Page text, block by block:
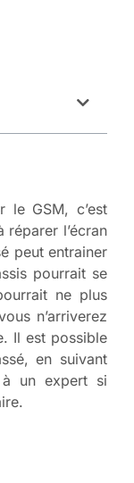
le GSM, c’est
réparer l’écran
peut entrainer
pourrait se
ne plus
n’arriverez
Il est possible
en suivant
un expert si